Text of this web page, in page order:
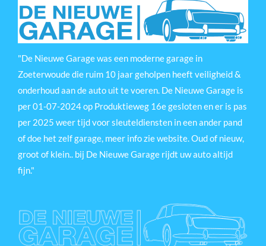
"De Nieuwe Garage was een moderne garage in
Zoeterwoude die ruim 10 jaar geholpen heeft veiligheid &
onderhoud aan de auto uit te voeren. De Nieuwe Garage is
per 01-07-2024 op Produktieweg 16e gesloten en er is pas
per 2025 weer tijd voor sleuteldiensten in een ander pand
of doe het zelf garage, meer info zie website. Oud of nieuw,
groot of klein.. bij De Nieuwe Garage rijdt uw auto altijd
fijn."